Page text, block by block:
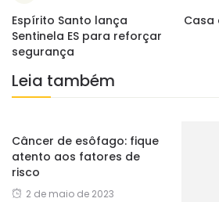
Espírito Santo lança
Sentinela ES para reforçar
segurança
Casa
Leia também
Câncer de esôfago: fique
atento aos fatores de
risco
2 de maio de 2023